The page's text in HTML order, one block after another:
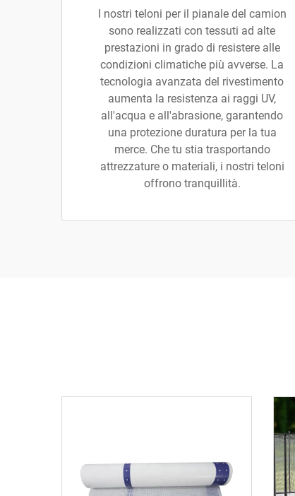
I nostri teloni per il pianale del camion
sono realizzati con tessuti ad alte
prestazioni in grado di resistere alle
condizioni climatiche più avverse. La
tecnologia avanzata del rivestimento
aumenta la resistenza ai raggi UV,
all'acqua e all'abrasione, garantendo
una protezione duratura per la tua
merce. Che tu stia trasportando
attrezzature o materiali, i nostri teloni
offrono tranquillità.